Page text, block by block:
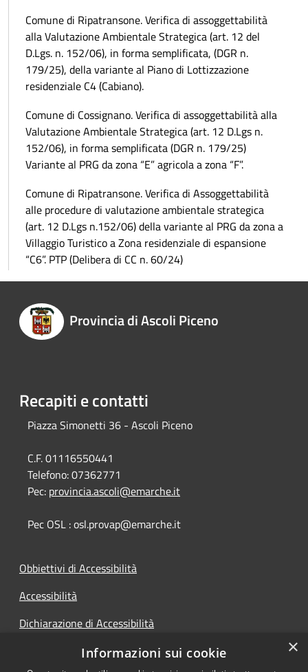
Comune di Ripatransone. Verifica di assoggettabilità
alla Valutazione Ambientale Strategica (art. 12 del
D.Lgs. n. 152/06), in forma semplificata, (DGR n.
179/25), della variante al Piano di Lottizzazione
residenziale C4 (Cabiano).
Comune di Cossignano. Verifica di assoggettabilità alla
Valutazione Ambientale Strategica (art. 12 D.Lgs n.
152/06), in forma semplificata (DGR n. 179/25)
Variante al PRG da zona “E” agricola a zona “F”.
Comune di Ripatransone. Verifica di Assoggettabilità
alle procedure di valutazione ambientale strategica
(art. 12 D.Lgs n.152/06) della variante al PRG da zona a
Villaggio Turistico a Zona residenziale di espansione
“C6”. PTP (Delibera di CC n. 60/24)
Provincia di Ascoli Piceno
Recapiti e contatti
Piazza Simonetti 36 - Ascoli Piceno
C.F. 01116550441
Telefono:07362771
Pec: provincia.ascoli@emarche.it
Pec OSL : osl.provap@emarche.it
Obbiettivi di Accessibilità
Accessibilità
Dichiarazione di Accessibilità
Accesso Civico
×
Informazioni sui cookie